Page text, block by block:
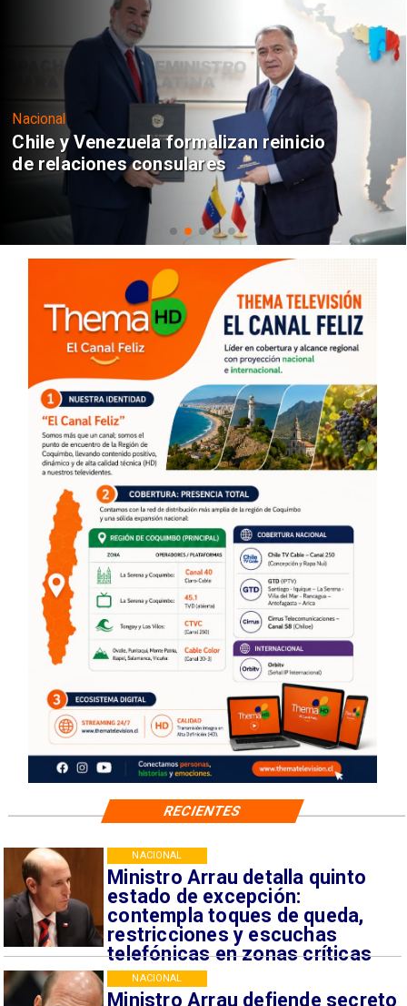
Nacional
Chile y Venezuela formalizan reinicio
de relaciones consulares
Ministro Arrau detalla quinto
estado de excepción:
contempla toques de queda,
restricciones y escuchas
telefónicas en zonas críticas
NACIONAL
Ministro Arrau defiende secreto
NACIONAL
RECIENTES